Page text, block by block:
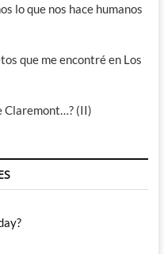
lo que nos hace humanos
que me encontré en Los
Claremont…? (II)